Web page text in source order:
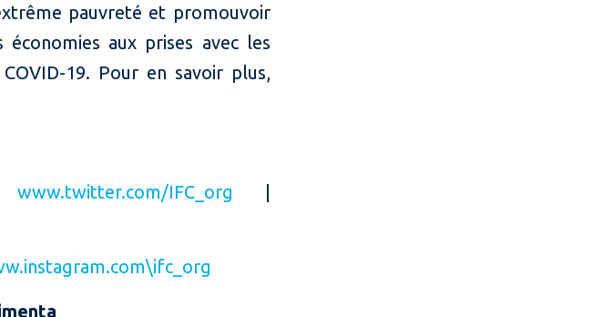
pauvreté et promouvoir
aux prises avec les
19. Pour en savoir plus,
www.twitter.com/IFC_org